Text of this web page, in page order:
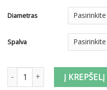
Diametras
Spalva
produkto kiekis: VidausĮ KREPŠELĮ